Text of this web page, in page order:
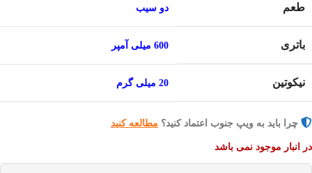
طعم دو سیب
باتری 600 میلی آمپر
نیکوتین 20 میلی گرم
چرا باید به ویپ جنوب اعتماد کنید؟ مطالعه کنید
در انبار موجود نمی باشد